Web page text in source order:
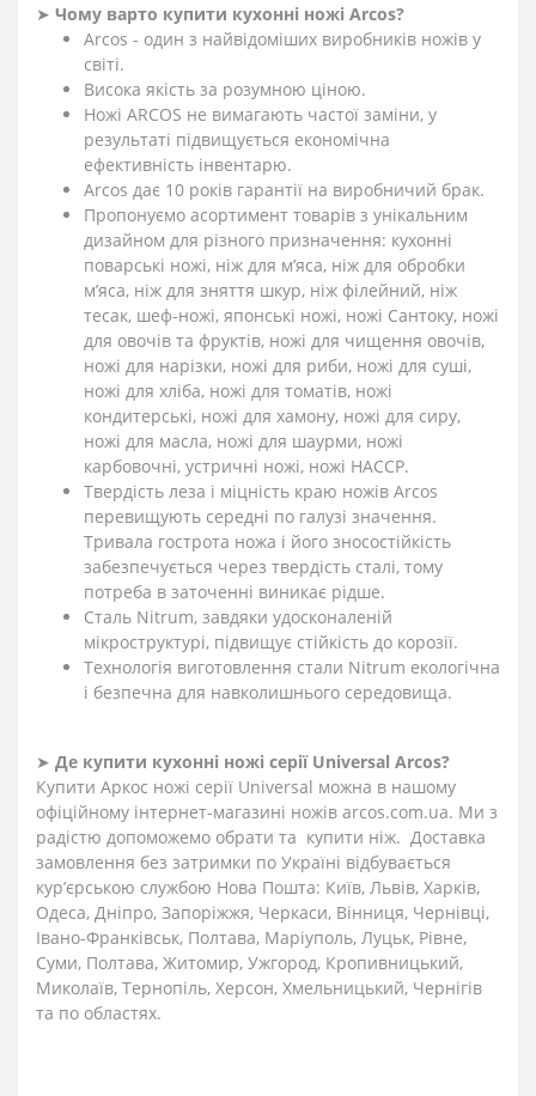
➤ Чому варто купити кухонні ножі Arcos?
Arcos - один з найвідоміших виробників ножів у
світі.
Висока якість за розумною ціною.
Ножі ARCOS не вимагають частої заміни, у
результаті підвищується економічна
ефективність інвентарю.
Arcos дає 10 років гарантії на виробничий брак.
Пропонуємо асортимент товарів з унікальним
дизайном для різного призначення: кухонні
поварські ножі, ніж для м’яса, ніж для обробки
м’яса, ніж для зняття шкур, ніж філейний, ніж
тесак, шеф-ножі, японські ножі, ножі Сантоку, ножі
для овочів та фруктів, ножі для чищення овочів,
ножі для нарізки, ножі для риби, ножі для суші,
ножі для хліба, ножі для томатів, ножі
кондитерські, ножі для хамону, ножі для сиру,
ножі для масла, ножі для шаурми, ножі
карбовочні, устричні ножі, ножі HACCP.
Твердість леза і міцність краю ножів Arcos
перевищують середні по галузі значення.
Тривала гострота ножа і його зносостійкість
забезпечується через твердість сталі, тому
потреба в заточенні виникає рідше.
Сталь Nitrum, завдяки удосконаленій
мікроструктурі, підвищує стійкість до корозії.
Технологія виготовлення стали Nitrum екологічна
і безпечна для навколишнього середовища.
➤ Де купити кухонні ножі серії Universal Arcos?
Купити Аркос ножі серії Universal можна в нашому
офіційному інтернет-магазині ножів arcos.com.ua. Ми з
радістю допоможемо обрати та купити ніж. Доставка
замовлення без затримки по Україні відбувається
кур’єрською службою Нова Пошта: Київ, Львів, Харків,
Одеса, Дніпро, Запоріжжя, Черкаси, Вінниця, Чернівці,
Івано-Франківськ, Полтава, Маріуполь, Луцьк, Рівне,
Суми, Полтава, Житомир, Ужгород, Кропивницький,
Миколаїв, Тернопіль, Херсон, Хмельницький, Чернігів
та по областях.